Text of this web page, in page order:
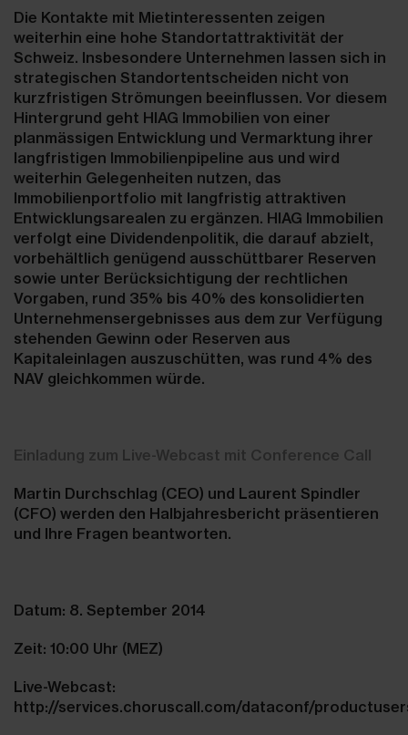
Die Kontakte mit Mietinteressenten zeigen
weiterhin eine hohe Standortattraktivität der
Schweiz. Insbesondere Unternehmen lassen sich in
strategischen Standortentscheiden nicht von
kurzfristigen Strömungen beeinflussen. Vor diesem
Hintergrund geht HIAG Immobilien von einer
planmässigen Entwicklung und Vermarktung ihrer
langfristigen Immobilienpipeline aus und wird
weiterhin Gelegenheiten nutzen, das
Immobilienportfolio mit langfristig attraktiven
Entwicklungsarealen zu ergänzen. HIAG Immobilien
verfolgt eine Dividendenpolitik, die darauf abzielt,
vorbehältlich genügend ausschüttbarer Reserven
sowie unter Berücksichtigung der rechtlichen
Vorgaben, rund 35% bis 40% des konsolidierten
Unternehmensergebnisses aus dem zur Verfügung
stehenden Gewinn oder Reserven aus
Kapitaleinlagen auszuschütten, was rund 4% des
NAV gleichkommen würde.
Einladung zum Live-Webcast mit Conference Call
Martin Durchschlag (CEO) und Laurent Spindler
(CFO) werden den Halbjahresbericht präsentieren
und Ihre Fragen beantworten.
Datum: 8. September 2014
Zeit: 10:00 Uhr (MEZ)
Live-Webcast:
http://services.choruscall.com/dataconf/